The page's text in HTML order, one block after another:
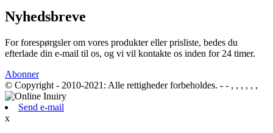
Nyhedsbreve
For forespørgsler om vores produkter eller prisliste, bedes du
efterlade din e-mail til os, og vi vil kontakte os inden for 24 timer.
Abonner
© Copyright - 2010-2021: Alle rettigheder forbeholdes. - - , , , , , ,
Send e-mail
x